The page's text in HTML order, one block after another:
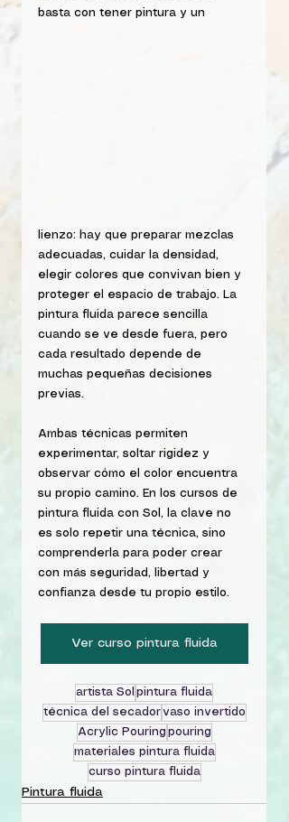
basta con tener pintura y un
lienzo: hay que preparar mezclas
adecuadas, cuidar la densidad,
elegir colores que convivan bien y
proteger el espacio de trabajo. La
pintura fluida parece sencilla
cuando se ve desde fuera, pero
cada resultado depende de
muchas pequeñas decisiones
previas.
Ambas técnicas permiten
experimentar, soltar rigidez y
observar cómo el color encuentra
su propio camino. En los cursos de
pintura fluida con Sol, la clave no
es solo repetir una técnica, sino
comprenderla para poder crear
con más seguridad, libertad y
confianza desde tu propio estilo.
Ver curso pintura fluida
artista Sol pintura fluida
técnica del secador vaso invertido
Acrylic Pouring pouring
materiales pintura fluida
curso pintura fluida
Pintura fluida